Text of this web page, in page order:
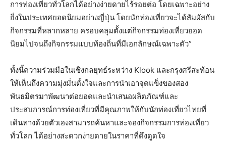
การท่องเที่ยวทั่วโลกได้อย่างง่ายดายไร้รอยต่อ โดยเฉพาะอย่าง
ยิ่งในประเทศยอดนิยมอย่างญี่ปุ่น โดยนักท่องเที่ยวจะได้สัมผัสกับ
กิจกรรมที่หลากหลาย ครอบคลุมตั้งแต่กิจกรรมท่องเที่ยวยอด
นิยมไปจนถึงกิจกรรมแบบท้องถิ่นที่มีเอกลักษณ์เฉพาะตัว”
ทั้งนี้ความร่วมมือในเชิงกลยุทธ์ระหว่าง Klook และกรุงศรีสะท้อน
ให้เห็นถึงความมุ่งมั่นตั้งใจและการนำเอาจุดแข็งของสอง
พันธมิตรมาพัฒนาต่อยอดและนำเสนอผลิตภัณฑ์และ
ประสบการณ์การท่องเที่ยวที่มีคุณภาพให้กับนักท่องเที่ยวไทยที่
เดินทางด้วยตัวเองสามารถค้นหาและจองกิจกรรมการท่องเที่ยว
ทั่วโลก ได้อย่างสะดวกง่ายดายในราคาที่ดึงดูดใจ